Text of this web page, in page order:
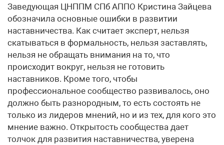
Заведующая ЦНППМ СПб АППО Кристина Зайцева
обозначила основные ошибки в развитии
наставничества. Как считает эксперт, нельзя
скатываться в формальность, нельзя заставлять,
нельзя не обращать внимания на то, что
происходит вокруг, нельзя не готовить
наставников. Кроме того, чтобы
профессиональное сообщество развивалось, оно
должно быть разнородным, то есть состоять не
только из лидеров мнений, но и из тех, для кого это
мнение важно. Открытость сообщества дает
толчок для развития наставничества, уверена